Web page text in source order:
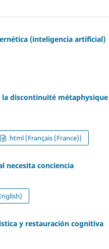
(inteligencia artificial)
discontinuité
html (Français (France))
necesita conciencia
y restauración cognitiva